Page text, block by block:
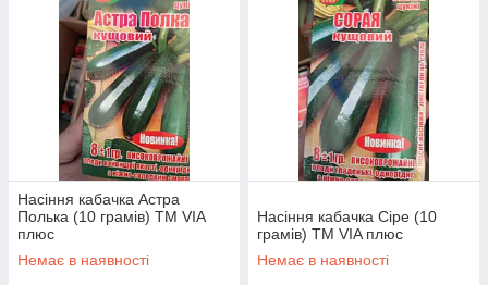
Насіння кабачка Астра
Полька (10 грамів) ТМ VIA
плюс
Немає в наявності
Насіння кабачка Сіре (10
грамів) ТМ VIA плюс
Немає в наявності